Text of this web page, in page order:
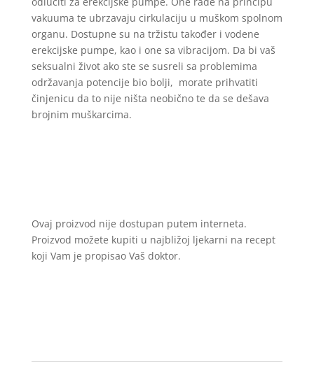
vakuuma te ubrzavaju cirkulaciju u muškom spolnom
organu. Dostupne su na tržistu također i vodene
erekcijske pumpe, kao i one sa vibracijom. Da bi vaš
seksualni život ako ste se susreli sa problemima
održavanja potencije bio bolji, morate prihvatiti
činjenicu da to nije ništa neobično te da se dešava
brojnim muškarcima.
Ovaj proizvod nije dostupan putem interneta.
Proizvod možete kupiti u najbližoj ljekarni na recept
koji Vam je propisao Vaš doktor.